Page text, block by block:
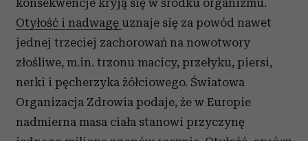
konsekwencje kryją się w środku organizmu.
Otyłość i nadwagę uznaje się za powód nawet
jednej trzeciej zachorowań na nowotwory
złośliwe, m.in. trzonu macicy, przełyku, piersi,
nerki i pęcherzyka żółciowego. Światowa
Organizacja Zdrowia podaje, że w Europie
nadmierna masa ciała stanowi przyczynę